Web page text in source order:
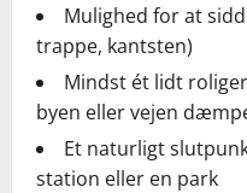
Mulighed for at
trappe, kantsten)
Mindst ét lidt
byen eller vejen
Et naturligt
station eller en park